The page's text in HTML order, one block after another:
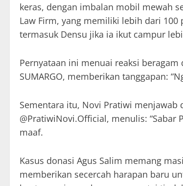
keras, dengan imbalan mobil mewah
Law Firm, yang memiliki lebih dari 100
termasuk Densu jika ia ikut campur
Pernyataan ini menuai reaksi beragam
SUMARGO, memberikan tanggapan:
Sementara itu, Novi Pratiwi menjawab
@PratiwiNovi.Official, menulis:
maaf.
Kasus donasi Agus Salim memang
memberikan secercah harapan baru